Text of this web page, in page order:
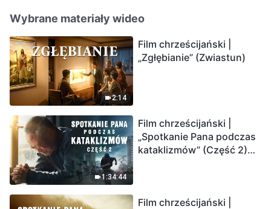
Wybrane materiały wideo
2:14
Film chrześcijański |
„Zgłębianie” (Zwiastun)
1:34:44
Film chrześcijański |
„Spotkanie Pana podczas
kataklizmów” (Część 2)
Ludzkość weszła w
Film chrześcijański |